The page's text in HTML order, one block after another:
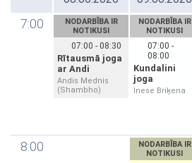
7:00
NODARBĪBA IR
NOTIKUSI
07:00 - 08:30
Rītausmā joga
ar Andi
Andis Mednis
(Shambho)
NODARBĪBA IR
NOTIKUSI
07:00 -
08:00
Kundalini
joga
Inese Briķena
8:00
NODARBĪBA IR
NOTIKUSI